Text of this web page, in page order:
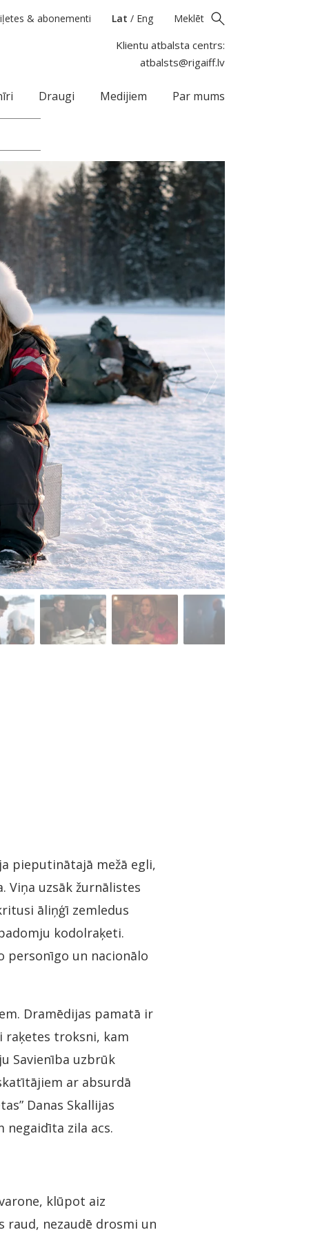
& abonementi Lat / Eng Meklēt
Klientu atbalsta centrs:
atbalsts@rigaiff.lv
Draugi Medijiem Par mums
pieputinātajā mežā egli,
Viņa uzsāk žurnālistes
āliņģī zemledus
kodolraķeti.
personīgo un nacionālo
Dramēdijas pamatā ir
raķetes troksni, kam
Savienība uzbrūk
ar absurdā
Danas Skallijas
negaidīta zila acs.
klūpot aiz
raud, nezaudē drosmi un